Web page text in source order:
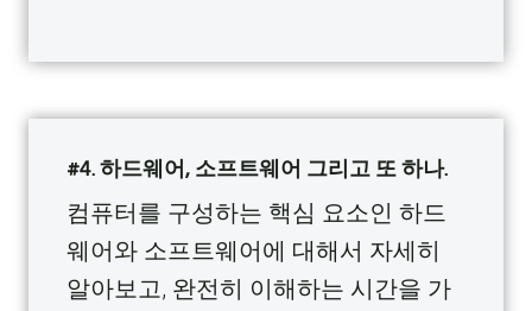
#4. 하드웨어, 소프트웨어 그리고 또 하나.
컴퓨터를 구성하는 핵심 요소인 하드
웨어와 소프트웨어에 대해서 자세히
알아보고, 완전히 이해하는 시간을 가